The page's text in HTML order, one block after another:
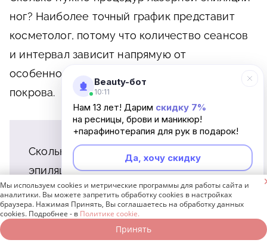
ног? Наиболее точный график представит
косметолог, потому что количество сеансов
и интервал зависит напрямую от
особенностей вашей кожи и волосяного
покрова.
Сколько нужно сеансов лазерной
эпиляции ног, определяется
индивидуально. Но, как правило, курс
включает 5–10 процедур,
периодичность которых – один раз в
Beauty-бот
10:11
Нам 13 лет! Дарим скидку 7%
на ресницы, брови и маникюр!
+парафинотерапия для рук в подарок!
Да, хочу скидку
Неинтересно
Мы используем cookies и метрические программы для работы сайта и
аналитики. Вы можете запретить обработку cookies в настройках
браузера. Нажимая Принять, Вы соглашаетесь на обработку данных
cookies. Подробнее - в Политике cookie.
Принять